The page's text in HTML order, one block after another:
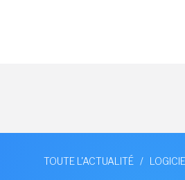
TOUTE L'ACTUALITÉ /